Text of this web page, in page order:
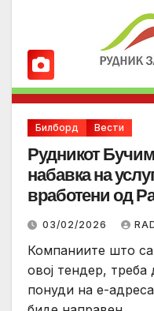
Билборд Вести
Рудникот
набавка на
вработени од
03/02/2026
Компаниите што
овој тендер,
понуди на е-адреса